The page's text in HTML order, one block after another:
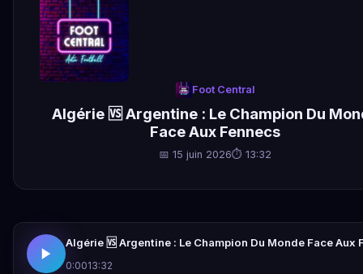
Foot Central
Algérie 🆚 Argentine : Le Champion Du
Face Aux Fennecs
📅 15 juin 2026⏱ 13:32
Algérie 🆚 Argentine : Le Champion Du Monde Face Aux
0:0013:32